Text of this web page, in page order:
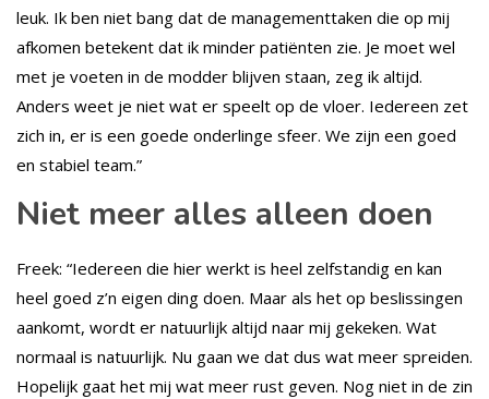
leuk. Ik ben niet bang dat de managementtaken die op mij
afkomen betekent dat ik minder patiënten zie. Je moet wel
met je voeten in de modder blijven staan, zeg ik altijd.
Anders weet je niet wat er speelt op de vloer. Iedereen zet
zich in, er is een goede onderlinge sfeer. We zijn een goed
en stabiel team.”
Niet meer alles alleen doen
Freek: “Iedereen die hier werkt is heel zelfstandig en kan
heel goed z’n eigen ding doen. Maar als het op beslissingen
aankomt, wordt er natuurlijk altijd naar mij gekeken. Wat
normaal is natuurlijk. Nu gaan we dat dus wat meer spreiden.
Hopelijk gaat het mij wat meer rust geven. Nog niet in de zin